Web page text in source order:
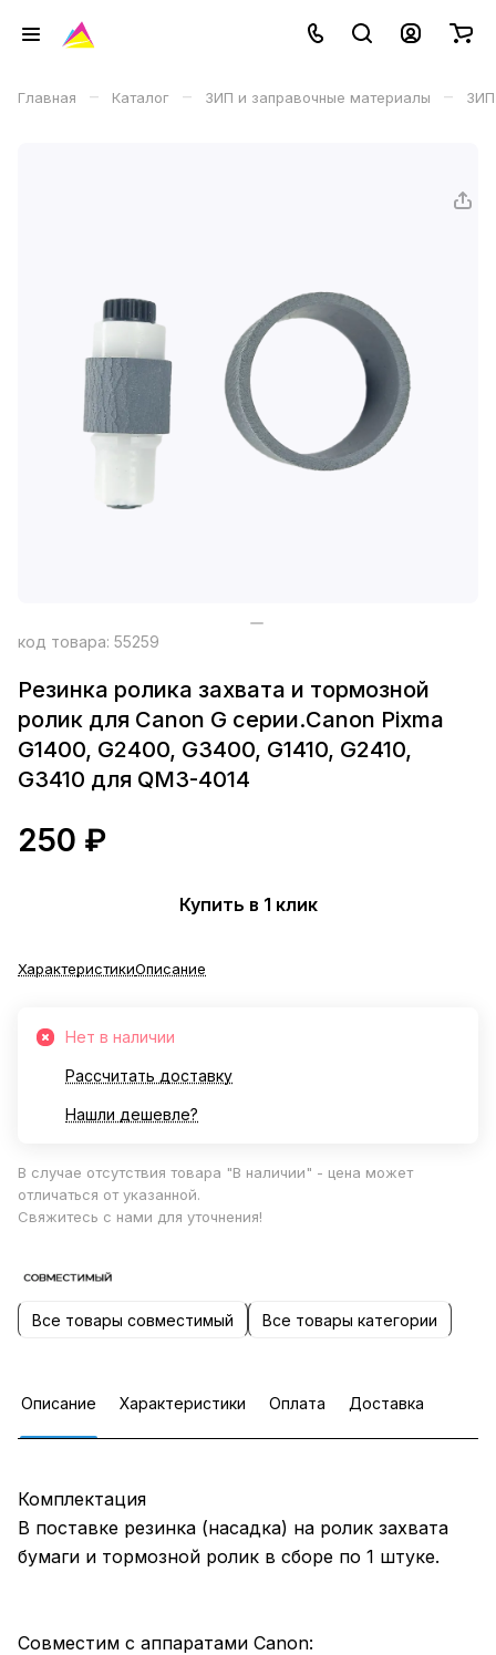
Главная – Каталог – ЗИП и заправочные материалы – ЗИП
код товара: 55259
Резинка ролика захвата и тормозной
ролик для Canon G серии.Canon Pixma
G1400, G2400, G3400, G1410, G2410,
G3410 для QM3-4014
250 ₽
Купить в 1 клик
ХарактеристикиОписание
Нет в наличии
Рассчитать доставку
Нашли дешевле?
В случае отсутствия товара "В наличии" - цена может
отличаться от указанной.
Свяжитесь с нами для уточнения!
Все товары совместимый Все товары категории
Описание Характеристики Оплата Доставка
Комплектация
В поставке резинка (насадка) на ролик захвата
бумаги и тормозной ролик в сборе по 1 штуке.
Совместим с аппаратами Canon: